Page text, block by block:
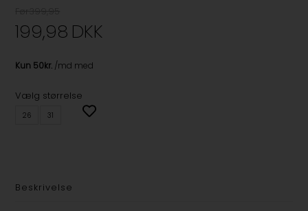
199,98 DKK
Vælg størrelse
26 31
Beskrivelse